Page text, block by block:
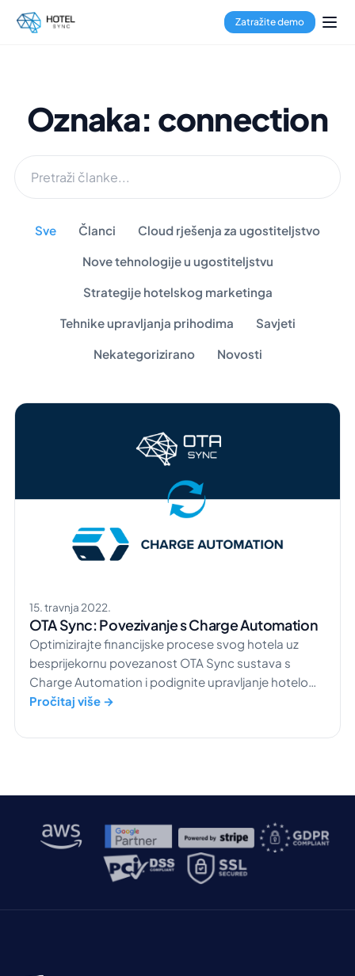
Zatražite demo
Oznaka: connection
Sve Članci Cloud rješenja za ugostiteljstvo
Nove tehnologije u ugostiteljstvu
Strategije hotelskog marketinga
Tehnike upravljanja prihodima Savjeti
Nekategorizirano Novosti
15. travnja 2022.
OTA Sync: Povezivanje s Charge Automation
Optimizirajte financijske procese svog hotela uz
besprijekornu povezanost OTA Sync sustava s
Charge Automation i podignite upravljanje hotelom
na novu razinu.
Pročitaj više →